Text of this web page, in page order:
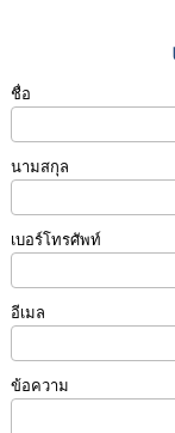
ชื่อ
นามสกุล
เบอร์โทรศัพท์
อีเมล
ข้อความ